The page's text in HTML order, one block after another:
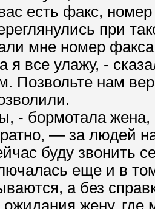
есть факс,
при
мне номер
я все улажу, -
Позвольте нам
- бормотала
— за людей
буду звонить
еще и в
а без
жену,